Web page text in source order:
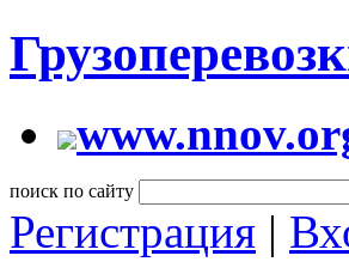
поиск по сайту
Регистрация |